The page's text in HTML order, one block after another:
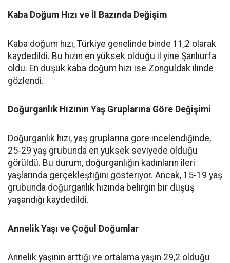
Kaba Doğum Hızı ve İl Bazında Değişim
Kaba doğum hızı, Türkiye genelinde binde 11,2 olarak
kaydedildi. Bu hızın en yüksek olduğu il yine Şanlıurfa
oldu. En düşük kaba doğum hızı ise Zonguldak ilinde
gözlendi.
Doğurganlık Hızının Yaş Gruplarına Göre Değişimi
Doğurganlık hızı, yaş gruplarına göre incelendiğinde,
25-29 yaş grubunda en yüksek seviyede olduğu
görüldü. Bu durum, doğurganlığın kadınların ileri
yaşlarında gerçekleştiğini gösteriyor. Ancak, 15-19 yaş
grubunda doğurganlık hızında belirgin bir düşüş
yaşandığı kaydedildi.
Annelik Yaşı ve Çoğul Doğumlar
Annelik yaşının arttığı ve ortalama yaşın 29,2 olduğu